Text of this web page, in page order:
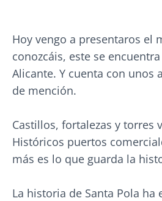
Hoy vengo a presentaros el
conozcáis, este se
Alicante. Y cuenta con
de mención.
Castillos, fortalezas y torres
Históricos puertos
más es lo que guarda la
La historia de Santa Pola